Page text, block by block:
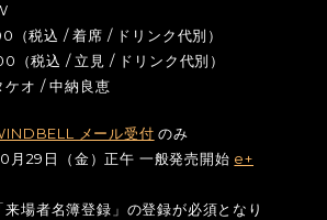
（税込 / 着席 / ドリンク代別）
込 / 立見 / ドリンク代別）
ケオ / 中納良恵
メール受付 のみ
月29日（金）正午 一般発売開始 e+
場者名簿登録」の登録が必須となり